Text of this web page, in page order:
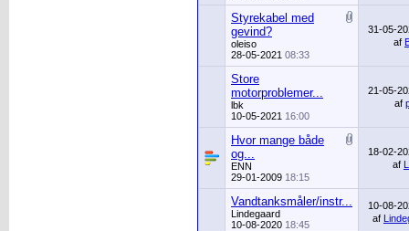
Styrekabel med
gevind?
oleiso
28-05-2021 08:33
31-05-
af
Store
motorproblemer...
lbk
10-05-2021 16:00
21-05-
af
Hvor mange både
og...
ENN
29-01-2009 18:15
18-02-
af
Vandtanksmåler/instr...
Lindegaard
10-08-2020 18:45
10-08-
af